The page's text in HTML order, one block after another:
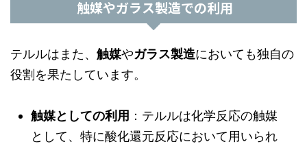
触媒やガラス製造での利用
テルルはまた、 触媒やガラス製造においても独自の
役割を果たしています。
触媒としての利用 ：テルルは化学反応の触媒
として、特に酸化還元反応において用いられ